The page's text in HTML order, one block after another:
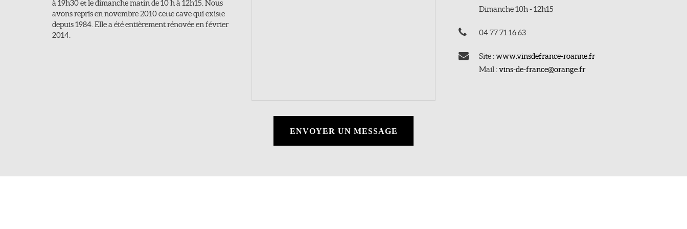
à 19h30 et le dimanche matin de 10 h à 12h15. Nous
avons repris en novembre 2010 cette cave qui existe
depuis 1984. Elle a été entièrement rénovée en février
2014.
ENVOYER UN MESSAGE
Dimanche 10h - 12h15
04 77 71 16 63
Site :www.vinsdefrance-roanne.fr
Mail :vins-de-france@orange.fr